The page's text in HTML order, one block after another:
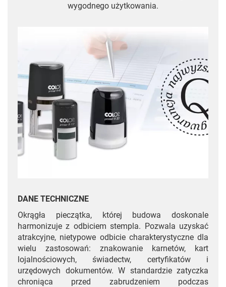
wygodnego użytkowania.
DANE TECHNICZNE
Okrągła pieczątka, której budowa doskonale
harmonizuje z odbiciem stempla. Pozwala uzyskać
atrakcyjne, nietypowe odbicie charakterystyczne dla
wielu zastosowań: znakowanie karnetów, kart
lojalnościowych, świadectw, certyfikatów i
urzędowych dokumentów. W standardzie zatyczka
chroniąca przed zabrudzeniem podczas